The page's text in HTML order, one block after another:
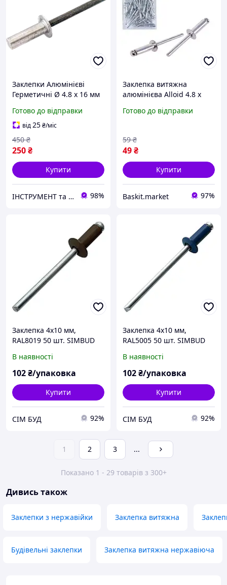
Заклепки Алюмінієві
Герметичні Ø 4.8 х 16 мм
Готово до відправки
від25₴/міс
250₴
450 ₴
Купити
ІНСТРУМЕНТ та МЕТИЗИ 98%
Заклепка витяжна
алюмінієва Alloid 4.8 х
Готово до відправки
49₴
59 ₴
Купити
Baskit.market 97%
Заклепка 4x10 мм,
RAL8019 50 шт. SIMBUD
В наявності
102₴/упаковка
Купити
СІМ БУД 92%
Заклепка 4x10 мм,
RAL5005 50 шт. SIMBUD
В наявності
102₴/упаковка
Купити
СІМ БУД 92%
1 2 3 ...
Показано 1 - 29 товарів з 300+
Дивись також
Заклепки з нержавійки Заклепка витяжна
Будівельні заклепки Заклепка витяжна нержавіюча